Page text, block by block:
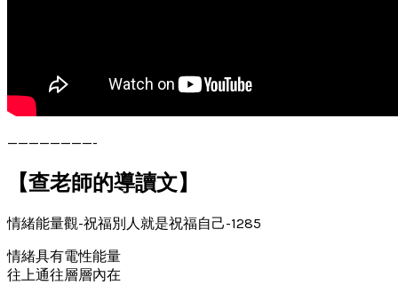
————————-
【查老師的導讀文】
情緒能量觀-祝福別人就是祝福自己-1285
情緒具有電性能量
往上通往層層內在